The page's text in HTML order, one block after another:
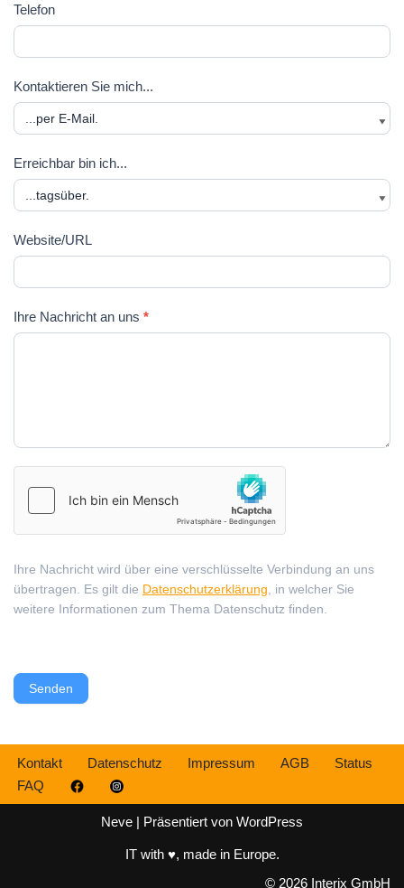
o
r
m
Telefon
Kontaktieren Sie mich...
Erreichbar bin ich...
Website/URL
Ihre Nachricht an uns *
Ihre Nachricht wird über eine verschlüsselte Verbindung an uns
übertragen. Es gilt die Datenschutzerklärung, in welcher Sie
weitere Informationen zum Thema Datenschutz finden.
Senden
Kontakt Datenschutz Impressum AGB
Status
FAQ
Neve | Präsentiert von WordPress
IT with ♥, made in Europe.
© 2026 Interix GmbH